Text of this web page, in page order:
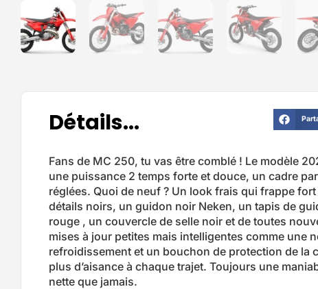
Détails...
Fans de MC 250, tu vas être comblé ! Le modèle
une puissance 2 temps forte et douce, un cadre
réglées. Quoi de neuf ? Un look frais qui frappe
détails noirs, un guidon noir Neken, un tapis de
rouge , un couvercle de selle noir et de toutes
mises à jour petites mais intelligentes comme une
refroidissement et un bouchon de protection de la
plus d’aisance à chaque trajet. Toujours une
nette que jamais.